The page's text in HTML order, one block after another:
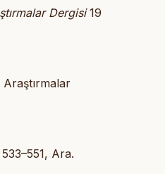
Dergisi19
Araştırmalar
Ara.